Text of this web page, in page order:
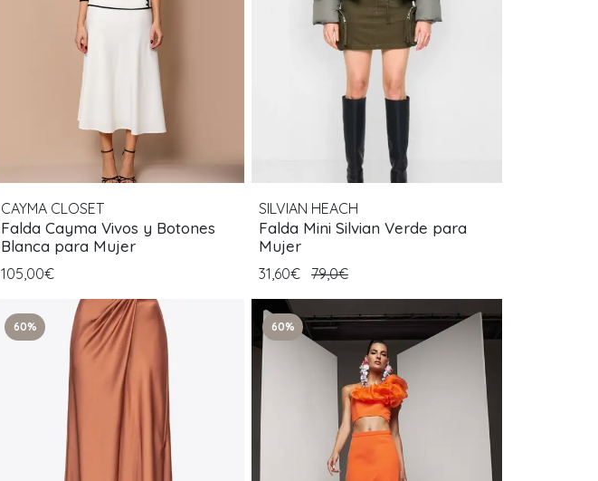
CAYMA CLOSET
Falda Cayma Vivos y Botones
Blanca para Mujer
105,00€
SILVIAN HEACH
Falda Mini Silvian Verde para
Mujer
31,60€ 79,0€
60% 60%